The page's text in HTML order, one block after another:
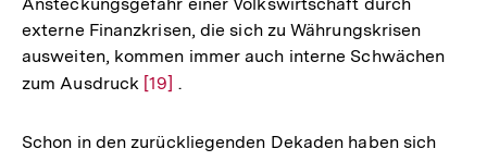
externe Finanzkrisen, die sich zu Währungskrisen
ausweiten, kommen immer auch interne Schwächen
zum Ausdruck Zur
der
[19] .
Schon in den zurückliegenden Dekaden haben sich